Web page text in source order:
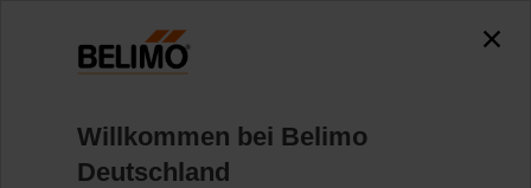
Antriebe ohne Notstellfunktion
Drehantriebe ohne Notstellfunktion von Belimo eignen
Willkommen bei Belimo
Deutschland